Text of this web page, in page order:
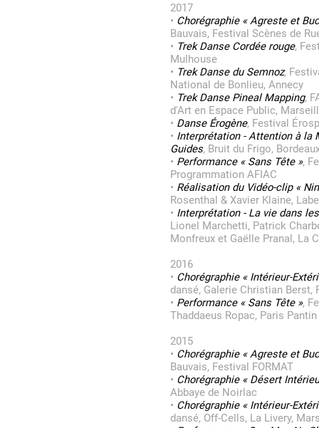
2017
• Chorégraphie « Agreste et
Bauvais, Festival Scènes de
• Trek Danse Cordée rouge,
Mulhouse
• Trek Danse du Semnoz,
National de Bonlieu, Annecy
• Trek Danse Pineal Mapping,
d'Art en Espace Public,
• Danse Érogène, Festival
• Interprétation - Attention à la
Guides, Bruit du Frigo,
• Performance « Sans Tête »,
Programmation AFIAC
• Réalisation du Vidéo-clip «
Rosenthal & Xavier Klaine,
• Interprétation - La vie dans
Lionel Marchetti, Patrick
Monfreux et Gaëlle Pranal, La
2016
• Chorégraphie « Intérieur-
dansé, Galerie Christian Berst,
• Performance « Sans Tête »,
Thaddaeus Ropac, Paris Pantin
2015
• Chorégraphie « Agreste et
Bauvais, Festival FORMAT
• Chorégraphie « Désert
Abbaye de Noirlac
• Chorégraphie « Intérieur-
dansé, Off-Cells, La Livery,